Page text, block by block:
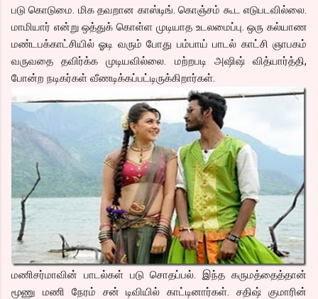
படு கொடுமை. மிக தவறான காஸ்டிங். கொஞ்சம் கூட எடுபடவில்லை.
மாமியார் என்று ஒத்துக் கொள்ள முடியாத உடலமைப்பு. ஒரு கல்யாண
மண்டபக்காட்சியில் ஓடி வரும் போது பம்பாய் பாடல் காட்சி ஞாபகம்
வருவதை தவிர்க்க முடியவில்லை. மற்றபடி அஷிஷ் வித்யார்த்தி,
போன்ற நடிகர்கள் வீணடிக்கப்பட்டிருக்கிறார்கள்.
மணிசர்மாவின் பாடல்கள் படு சொதப்பல். இந்த கருமத்தைத்தான்
மூணு மணி நேரம் சன் டிவியில் காட்டினார்கள். சதிஷ் குமாரின்